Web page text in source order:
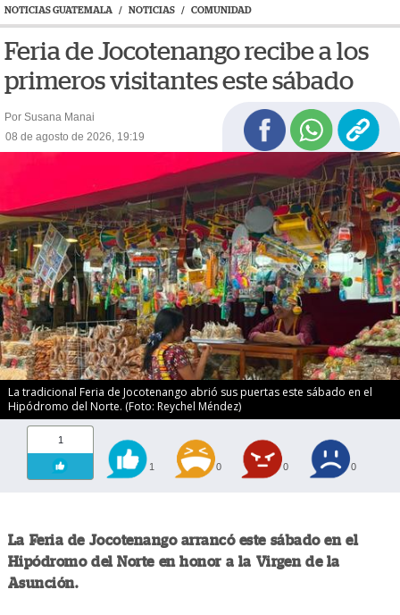
NOTICIAS GUATEMALA / NOTICIAS / COMUNIDAD
Feria de Jocotenango recibe a los
primeros visitantes este sábado
Por Susana Manai
08 de agosto de 2026, 19:19
La tradicional Feria de Jocotenango abrió sus puertas este sábado en el
Hipódromo del Norte. (Foto: Reychel Méndez)
1
1 0 0 0
La Feria de Jocotenango arrancó este sábado en el
Hipódromo del Norte en honor a la Virgen de la
Asunción.